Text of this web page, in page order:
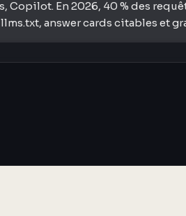
Copilot. En 2026, 40 % des
answer cards citables et